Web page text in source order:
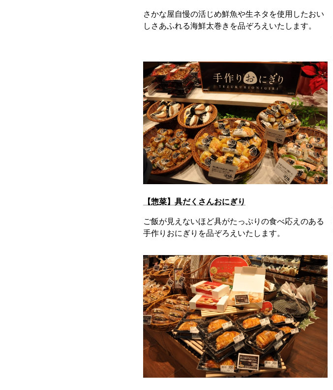
さかな屋自慢の活じめ鮮魚や生ネタを使用したおい
しさあふれる海鮮太巻きを品ぞろえいたします。
【惣菜】具だくさんおにぎり
ご飯が見えないほど具がたっぷりの食べ応えのある
手作りおにぎりを品ぞろえいたします。